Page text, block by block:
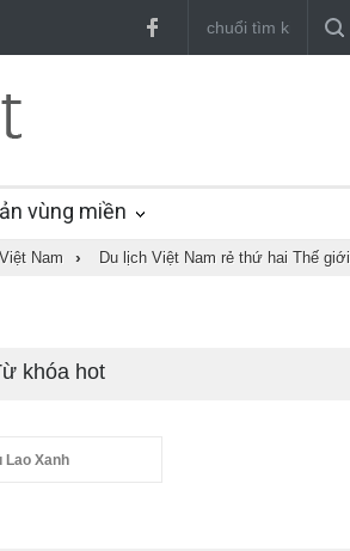
vùng miền
Nam › Du lịch Việt Nam rẻ thứ hai Thế giới
khóa hot
Lao Xanh